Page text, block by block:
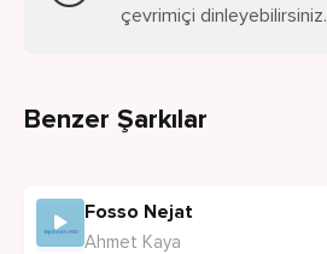
çevrimiçi dinleyebilirsiniz.
Benzer Şarkılar
Fosso Nejat
Ahmet Kaya